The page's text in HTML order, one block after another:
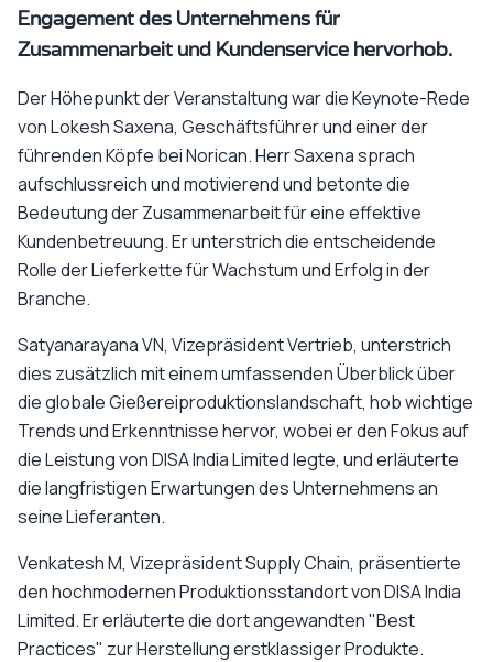
Engagement des Unternehmens für
Zusammenarbeit und Kundenservice hervorhob.
Der Höhepunkt der Veranstaltung war die Keynote-Rede
von Lokesh Saxena, Geschäftsführer und einer der
führenden Köpfe bei Norican. Herr Saxena sprach
aufschlussreich und motivierend und betonte die
Bedeutung der Zusammenarbeit für eine effektive
Kundenbetreuung. Er unterstrich die entscheidende
Rolle der Lieferkette für Wachstum und Erfolg in der
Branche.
Satyanarayana VN, Vizepräsident Vertrieb, unterstrich
dies zusätzlich mit einem umfassenden Überblick über
die globale Gießereiproduktionslandschaft, hob wichtige
Trends und Erkenntnisse hervor, wobei er den Fokus auf
die Leistung von DISA India Limited legte, und erläuterte
die langfristigen Erwartungen des Unternehmens an
seine Lieferanten.
Venkatesh M, Vizepräsident Supply Chain, präsentierte
den hochmodernen Produktionsstandort von DISA India
Limited. Er erläuterte die dort angewandten "Best
Practices" zur Herstellung erstklassiger Produkte.